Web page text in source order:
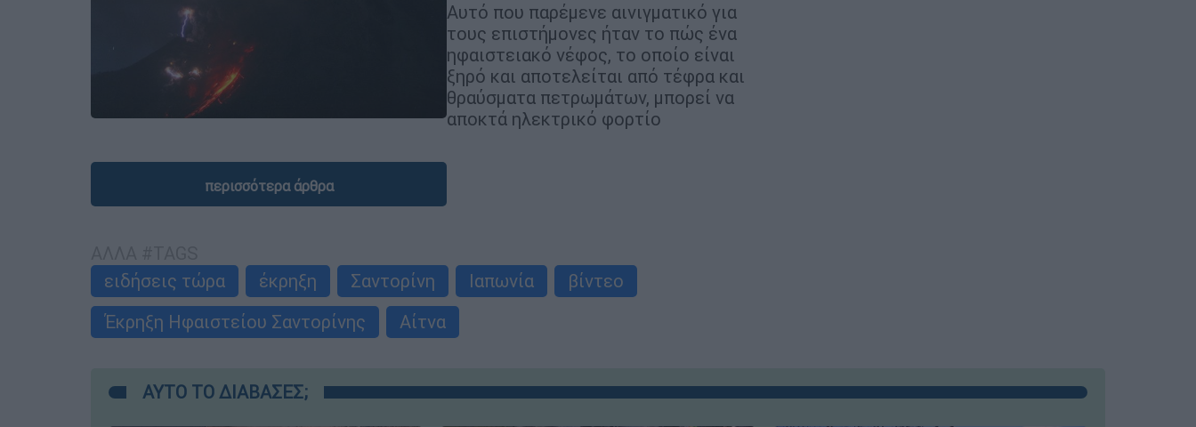
Αυτό που παρέμενε αινιγματικό για
τους επιστήμονες ήταν το πώς ένα
ηφαιστειακό νέφος, το οποίο είναι
ξηρό και αποτελείται από τέφρα και
θραύσματα πετρωμάτων, μπορεί να
αποκτά ηλεκτρικό φορτίο
περισσότερα άρθρα
ειδήσεις τώρα
έκρηξη Σαντορίνη Ιαπωνία
βίντεο
Έκρηξη Ηφαιστείου Σαντορίνης
Αίτνα
ΑΥΤΟ ΤΟ ΔΙΑΒΑΣΕΣ;